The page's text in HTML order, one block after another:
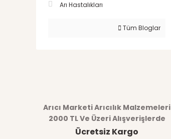
Arı Hastalıkları
Tüm Bloglar
Arıcı Marketi Arıcılık Malzemeleri
2000 TL Ve Üzeri Alışverişlerde
Ücretsiz Kargo